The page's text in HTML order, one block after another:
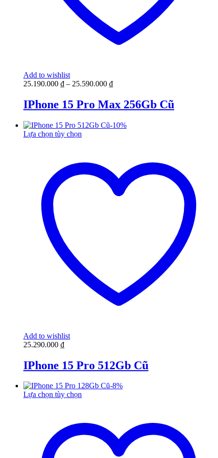
Add to wishlist
25.190.000 ₫ – 25.590.000 ₫
IPhone 15 Pro Max 256Gb Cũ
-10%
Lựa chọn tùy chọn
Add to wishlist
25.290.000 ₫
IPhone 15 Pro 512Gb Cũ
-8%
Lựa chọn tùy chọn